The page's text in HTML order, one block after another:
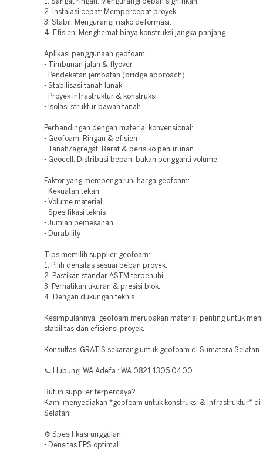
1. Sangat ringan: Mengurangi beban signifikan.
2. Instalasi cepat: Mempercepat proyek.
3. Stabil: Mengurangi risiko deformasi.
4. Efisien: Menghemat biaya konstruksi jangka panjang.
Aplikasi penggunaan geofoam:
- Timbunan jalan & flyover
- Pendekatan jembatan (bridge approach)
- Stabilisasi tanah lunak
- Proyek infrastruktur & konstruksi
- Isolasi struktur bawah tanah
Perbandingan dengan material konvensional:
- Geofoam: Ringan & efisien
- Tanah/agregat: Berat & berisiko penurunan
- Geocell: Distribusi beban, bukan pengganti volume
Faktor yang mempengaruhi harga geofoam:
- Kekuatan tekan
- Volume material
- Spesifikasi teknis
- Jumlah pemesanan
- Durability
Tips memilih supplier geofoam:
1. Pilih densitas sesuai beban proyek.
2. Pastikan standar ASTM terpenuhi.
3. Perhatikan ukuran & presisi blok.
4. Dengan dukungan teknis.
Kesimpulannya, geofoam merupakan material penting untuk
stabilitas dan efisiensi proyek.
Konsultasi GRATIS sekarang untuk geofoam di Sumatera Selatan.
📞 Hubungi WA Adefa : WA 0821 1305 0400
Butuh supplier terpercaya?
Kami menyediakan *geofoam untuk konstruksi & infrastruktur* di
Selatan.
⚙️ Spesifikasi unggulan:
- Densitas EPS optimal